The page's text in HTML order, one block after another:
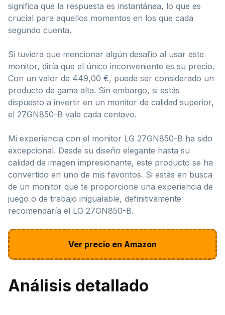
significa que la respuesta es instantánea, lo que es
crucial para aquellos momentos en los que cada
segundo cuenta.
Si tuviera que mencionar algún desafío al usar este
monitor, diría que el único inconveniente es su precio.
Con un valor de 449,00 €, puede ser considerado un
producto de gama alta. Sin embargo, si estás
dispuesto a invertir en un monitor de calidad superior,
el 27GN850-B vale cada centavo.
Mi experiencia con el monitor LG 27GN850-B ha sido
excepcional. Desde su diseño elegante hasta su
calidad de imagen impresionante, este producto se ha
convertido en uno de mis favoritos. Si estás en busca
de un monitor que te proporcione una experiencia de
juego o de trabajo inigualable, definitivamente
recomendaría el LG 27GN850-B.
Ver precio en Amazon
Análisis detallado